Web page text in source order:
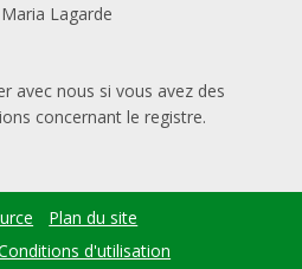
Lagarde
avec nous si vous avez des
concernant le registre.
Plan du site
d'utilisation